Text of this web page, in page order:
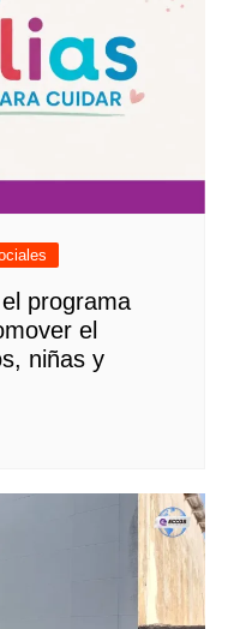
programa
el
niñas y